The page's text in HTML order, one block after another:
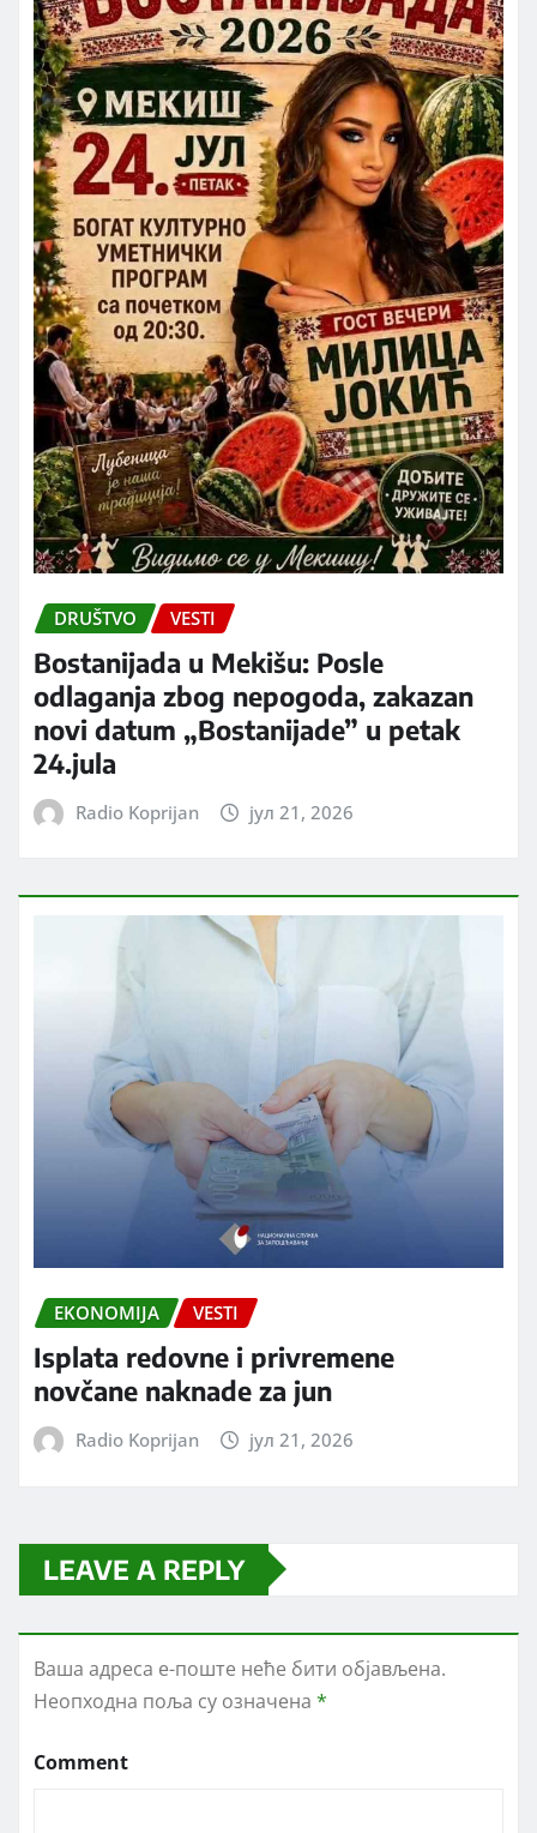
DRUŠTVO VESTI
Bostanijada u Mekišu: Posle
odlaganja zbog nepogoda, zakazan
novi datum „Bostanijade” u petak
24.jula
Radio Koprijan јул 21, 2026
EKONOMIJA VESTI
Isplata redovne i privremene
novčane naknade za jun
Radio Koprijan јул 21, 2026
LEAVE A REPLY
Ваша адреса е-поште неће бити објављена.
Неопходна поља су означена *
Comment